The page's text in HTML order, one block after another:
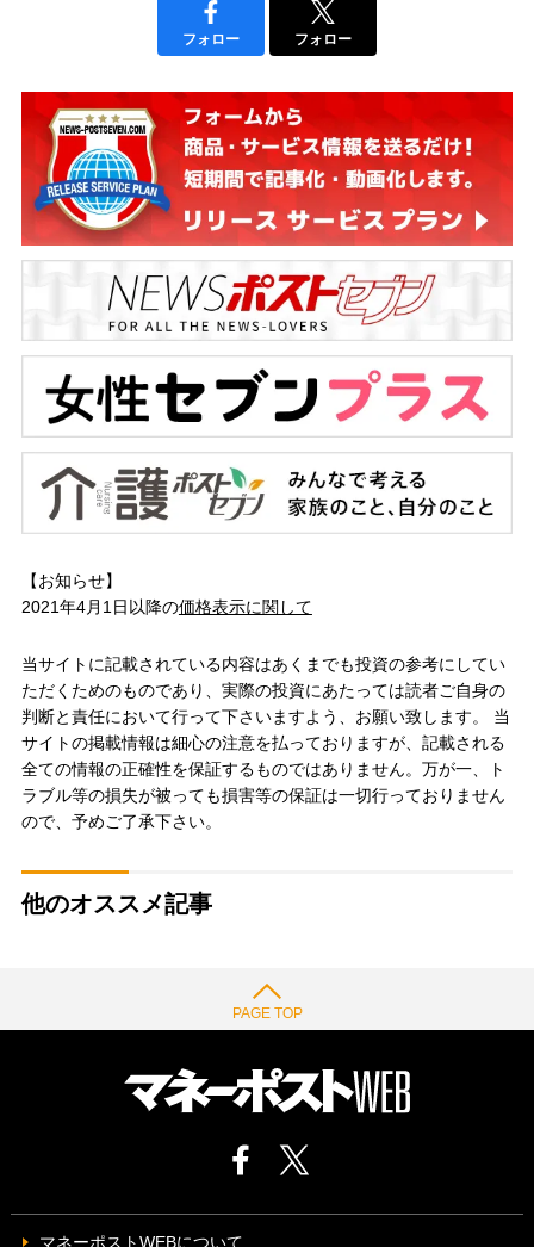
フォロー フォロー
【お知らせ】
2021年4月1日以降の価格表示に関して
当サイトに記載されている内容はあくまでも投資の参考にしてい
ただくためのものであり、実際の投資にあたっては読者ご自身の
判断と責任において行って下さいますよう、お願い致します。 当
サイトの掲載情報は細心の注意を払っておりますが、記載される
全ての情報の正確性を保証するものではありません。万が一、ト
ラブル等の損失が被っても損害等の保証は一切行っておりません
ので、予めご了承下さい。
他のオススメ記事
PAGE TOP
マネーポストWEBについて